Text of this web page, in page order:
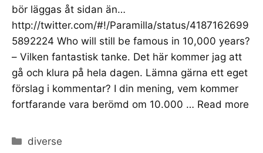
bör läggas åt sidan än…
http://twitter.com/#!/Paramilla/status/4187162699
5892224 Who will still be famous in 10,000 years?
– Vilken fantastisk tanke. Det här kommer jag att
gå och klura på hela dagen. Lämna gärna ett eget
förslag i kommentar? I din mening, vem kommer
fortfarande vara berömd om 10.000 … Read more
Categories
diverse